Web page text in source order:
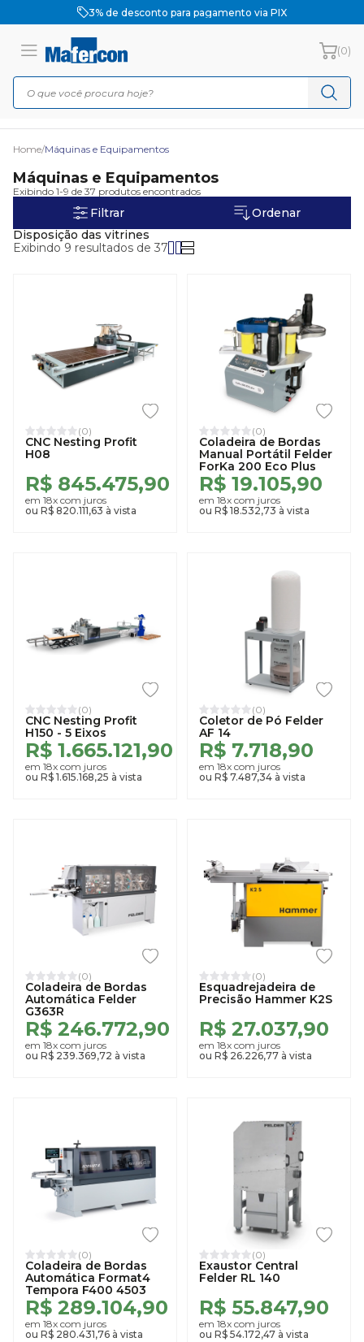
3% de desconto para pagamento via PIX
(0)
Home/Máquinas e Equipamentos
Máquinas e Equipamentos
Exibindo 1-9 de 37 produtos encontrados
Filtrar
Ordenar
Disposição das vitrines
Exibindo 9 resultados de 37
(0)
CNC Nesting Profit
H08
R$ 845.475,90
em 18x com juros
ou R$ 820.111,63 à vista
(0)
Coladeira de Bordas
Manual Portátil Felder
ForKa 200 Eco Plus
R$ 19.105,90
em 18x com juros
ou R$ 18.532,73 à vista
(0)
CNC Nesting Profit
H150 - 5 Eixos
R$ 1.665.121,90
em 18x com juros
ou R$ 1.615.168,25 à vista
(0)
Coletor de Pó Felder
AF 14
R$ 7.718,90
em 18x com juros
ou R$ 7.487,34 à vista
(0)
Coladeira de Bordas
Automática Felder
G363R
R$ 246.772,90
em 18x com juros
ou R$ 239.369,72 à vista
(0)
Esquadrejadeira de
Precisão Hammer K2S
R$ 27.037,90
em 18x com juros
ou R$ 26.226,77 à vista
(0)
Coladeira de Bordas
Automática Format4
Tempora F400 4503
R$ 289.104,90
em 18x com juros
ou R$ 280.431,76 à vista
(0)
Exaustor Central
Felder RL 140
R$ 55.847,90
em 18x com juros
ou R$ 54.172,47 à vista